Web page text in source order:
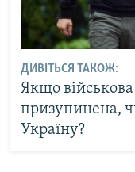
ДИВІТЬСЯ ТАКОЖ:
Якщо
призупинена,
Україну?